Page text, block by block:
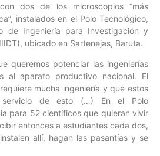
dos de los microscopios “más
instalados en el Polo Tecnológico,
de Ingeniería para Investigación y
ubicado en Sartenejas, Baruta.
queremos potenciar las ingenierías
al aparato productivo nacional. El
mucha ingeniería y que estos
servicio de esto (…) En el Polo
para 52 científicos que quieran vivir
entonces a estudiantes cada dos,
allí, hagan las pasantías y se